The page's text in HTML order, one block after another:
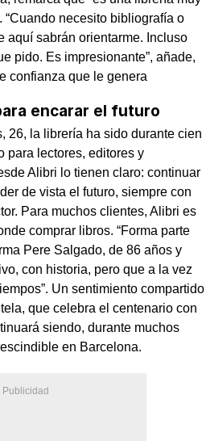
“Cuando necesito bibliografía o
aquí sabrán orientarme. Incluso
pido. Es impresionante”, añade,
confianza que le genera
encarar el futuro
26, la librería ha sido durante cien
para lectores, editores y
Alibri lo tienen claro: continuar
de vista el futuro, siempre con
Para muchos clientes, Alibri es
comprar libros. “Forma parte
Pere Salgado, de 86 años y
con historia, pero que a la vez
Un sentimiento compartido
que celebra el centenario con
siendo, durante muchos
en Barcelona.